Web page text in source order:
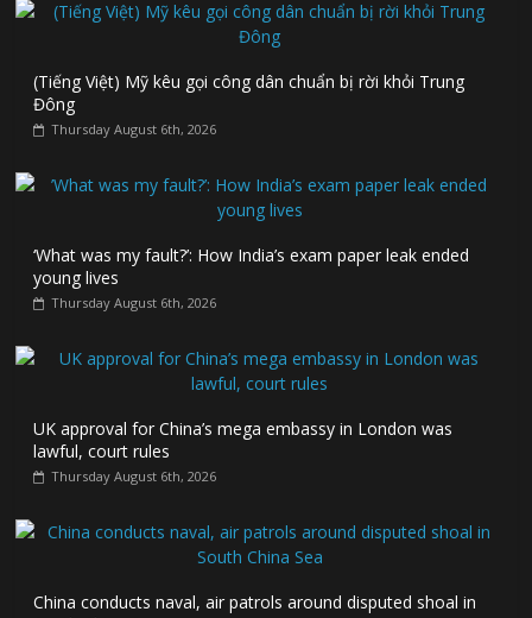
(Tiếng Việt) Mỹ kêu gọi công dân chuẩn bị rời khỏi Trung
Đông
Thursday August 6th, 2026
‘What was my fault?’: How India’s exam paper leak ended
young lives
Thursday August 6th, 2026
UK approval for China’s mega embassy in London was
lawful, court rules
Thursday August 6th, 2026
China conducts naval, air patrols around disputed shoal in